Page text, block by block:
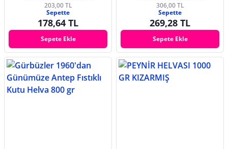
203,00 TL
Sepette
178,64 TL
Sepete Ekle
306,00 TL
Sepette
269,28 TL
Sepete Ekle